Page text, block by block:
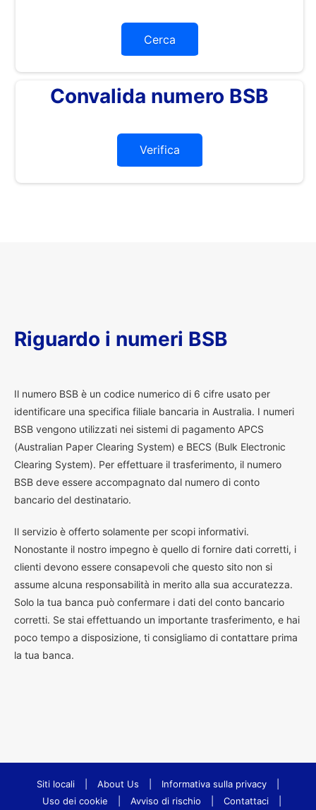
Cerca
Convalida numero BSB
Verifica
Riguardo i numeri BSB
Il numero BSB è un codice numerico di 6 cifre usato per
identificare una specifica filiale bancaria in Australia. I numeri
BSB vengono utilizzati nei sistemi di pagamento APCS
(Australian Paper Clearing System) e BECS (Bulk Electronic
Clearing System). Per effettuare il trasferimento, il numero
BSB deve essere accompagnato dal numero di conto
bancario del destinatario.
Il servizio è offerto solamente per scopi informativi.
Nonostante il nostro impegno è quello di fornire dati corretti, i
clienti devono essere consapevoli che questo sito non si
assume alcuna responsabilità in merito alla sua accuratezza.
Solo la tua banca può confermare i dati del conto bancario
corretti. Se stai effettuando un importante trasferimento, e hai
poco tempo a disposizione, ti consigliamo di contattare prima
la tua banca.
Siti locali About Us Informativa sulla privacy
Uso dei cookie
Avviso di rischio Contattaci